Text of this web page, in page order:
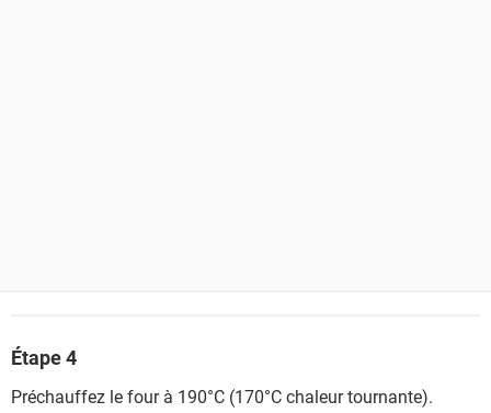
Étape 4
Préchauffez le four à 190°C (170°C chaleur tournante).